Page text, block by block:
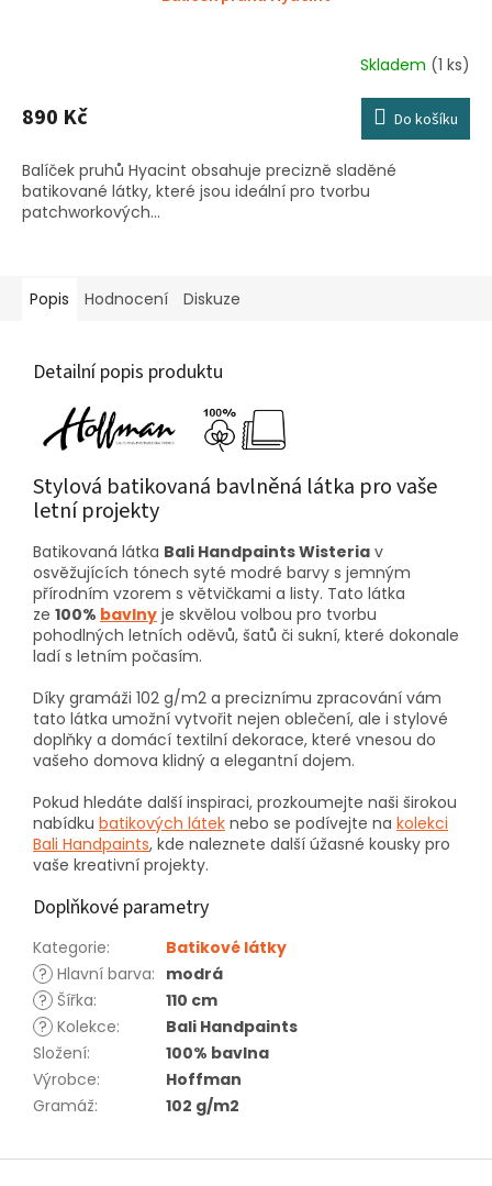
Skladem (1 ks)
890 Kč Do košíku
Balíček pruhů Hyacint obsahuje precizně sladěné
batikované látky, které jsou ideální pro tvorbu
patchworkových...
Popis Hodnocení Diskuze
Detailní popis produktu
Stylová batikovaná bavlněná látka pro vaše
letní projekty
Batikovaná látka Bali Handpaints Wisteria v
osvěžujících tónech syté modré barvy s jemným
přírodním vzorem s větvičkami a listy. Tato látka
ze 100% bavlny je skvělou volbou pro tvorbu
pohodlných letních oděvů, šatů či sukní, které dokonale
ladí s letním počasím.
Díky gramáži 102 g/m2 a preciznímu zpracování vám
tato látka umožní vytvořit nejen oblečení, ale i stylové
doplňky a domácí textilní dekorace, které vnesou do
vašeho domova klidný a elegantní dojem.
Pokud hledáte další inspiraci, prozkoumejte naši širokou
nabídku batikových látek nebo se podívejte na kolekci
Bali Handpaints, kde naleznete další úžasné kousky pro
vaše kreativní projekty.
Doplňkové parametry
Kategorie:
Batikové látky
? Hlavní barva: modrá
? Šířka:
110 cm
? Kolekce:
Bali Handpaints
Složení:
100% bavlna
Výrobce:
Hoffman
Gramáž: 102 g/m2
Z